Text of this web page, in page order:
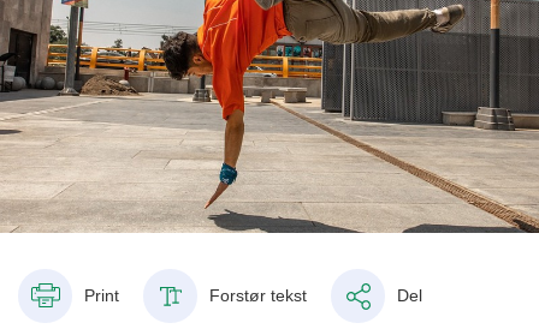
Print Forstør tekst Del